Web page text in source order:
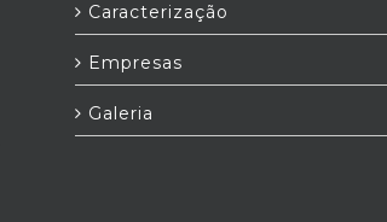
Caracterização
Empresas
Galeria